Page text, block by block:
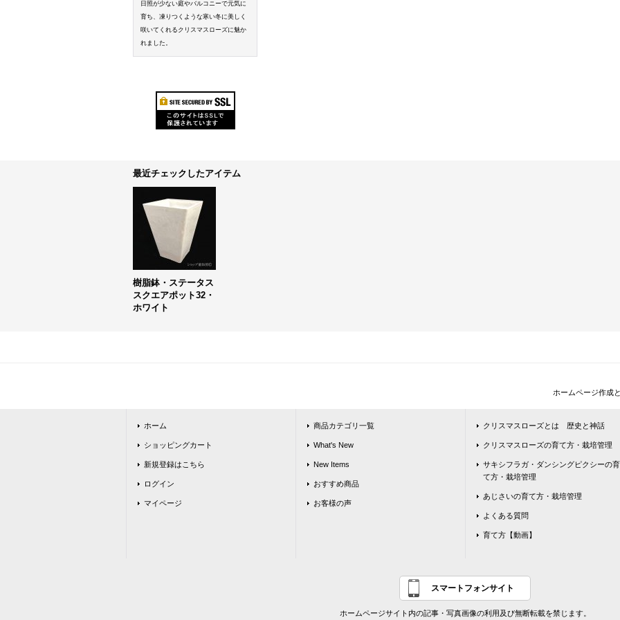
日照が少ない庭やバルコニーで元気に
育ち、凍りつくような寒い冬に美しく
咲いてくれるクリスマスローズに魅か
れました。
最近チェックしたアイテム
樹脂鉢・ステータス
スクエアポット32・
ホワイト
ホームページ作成
ホーム
ショッピングカート
新規登録はこちら
ログイン
マイページ
商品カテゴリ一覧
What's New
New Items
おすすめ商品
お客様の声
クリスマスローズとは 歴史と神話
クリスマスローズの育て方・栽培管理
サキシフラガ・ダンシングピクシーの育
て方・栽培管理
あじさいの育て方・栽培管理
よくある質問
育て方【動画】
スマートフォンサイト
ホームページサイト内の記事・写真画像の利用及び無断転載を禁じます。